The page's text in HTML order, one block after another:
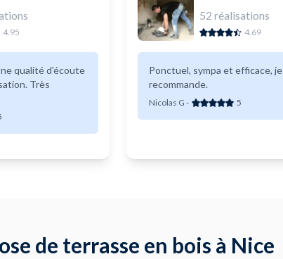
4.95
qualité d'écoute
Très
52 réalisations
4.69
Ponctuel, sympa et efficace, je
recommande.
Nicolas G - 5
de terrasse en bois à Nice